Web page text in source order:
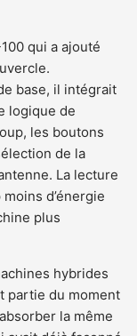
qui a ajouté
base, il intégrait
logique de
les boutons
de la
La lecture
d’énergie
plus
hybrides
partie du moment
la même